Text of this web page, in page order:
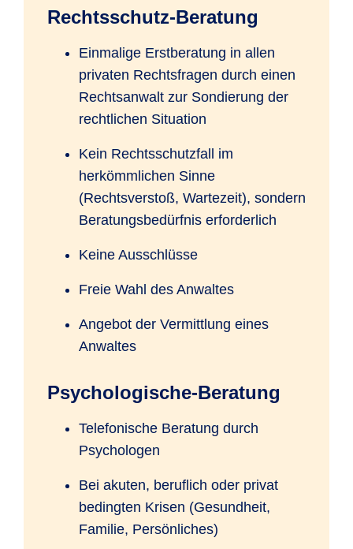
Rechtsschutz-Beratung
Einmalige Erstberatung in allen
privaten Rechtsfragen durch einen
Rechtsanwalt zur Sondierung der
rechtlichen Situation
Kein Rechtsschutzfall im
herkömmlichen Sinne
(Rechtsverstoß, Wartezeit), sondern
Beratungsbedürfnis erforderlich
Keine Ausschlüsse
Freie Wahl des Anwaltes
Angebot der Vermittlung eines
Anwaltes
Psychologische-Beratung
Telefonische Beratung durch
Psychologen
Bei akuten, beruflich oder privat
bedingten Krisen (Gesundheit,
Familie, Persönliches)